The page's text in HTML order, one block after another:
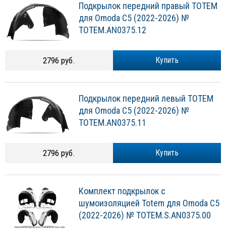
Подкрылок передний правый TOTEM
для Omoda C5 (2022-2026) №
TOTEM.AN0375.12
Купить
2796 руб.
Подкрылок передний левый TOTEM
для Omoda C5 (2022-2026) №
TOTEM.AN0375.11
Купить
2796 руб.
Комплект подкрылок с
шумоизоляцией Totem для Omoda C5
(2022-2026) № TOTEM.S.AN0375.00